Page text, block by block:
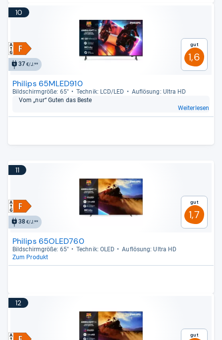
10
37 €/J.**
Gut
1,6
Philips 65MLED910
Bild­schirm­größe: 65" Tech­nik: LCD/LED
Auf­lö­sung: Ultra HD
Vom „nur“ Guten das Beste
Weiterlesen
11
38€/J.**
Gut
1,7
Philips 65OLED760
Bild­schirm­größe: 65" Tech­nik: OLED
Auf­lö­sung: Ultra HD
Zum Produkt
12
Gut